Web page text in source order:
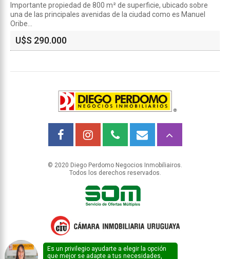
Importante propiedad de 800 m² de superficie, ubicado sobre
una de las principales avenidas de la ciudad como es Manuel
Oribe...
U$S 290.000
© 2020 Diego Perdomo Negocios Inmobiliairos.
Todos los derechos reservados.
Es un privilegio ayudarte a elegir la opción
que mejor se adapte a tus necesidades,